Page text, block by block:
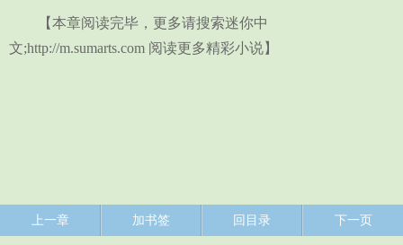
【本章阅读完毕，更多请搜索迷你中
文;http://m.sumarts.com 阅读更多精彩小说】
上一章 加书签 回目录 下一页